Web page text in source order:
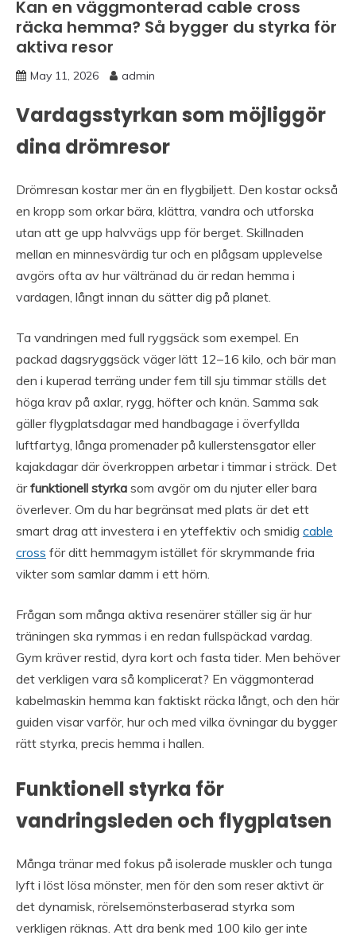
Kan en väggmonterad cable cross
räcka hemma? Så bygger du styrka för
aktiva resor
May 11, 2026 admin
Vardagsstyrkan som möjliggör
dina drömresor
Drömresan kostar mer än en flygbiljett. Den kostar också
en kropp som orkar bära, klättra, vandra och utforska
utan att ge upp halvvägs upp för berget. Skillnaden
mellan en minnesvärdig tur och en plågsam upplevelse
avgörs ofta av hur vältränad du är redan hemma i
vardagen, långt innan du sätter dig på planet.
Ta vandringen med full ryggsäck som exempel. En
packad dagsryggsäck väger lätt 12–16 kilo, och bär man
den i kuperad terräng under fem till sju timmar ställs det
höga krav på axlar, rygg, höfter och knän. Samma sak
gäller flygplatsdagar med handbagage i överfyllda
luftfartyg, långa promenader på kullerstensgator eller
kajakdagar där överkroppen arbetar i timmar i sträck. Det
ärfunktionell styrka som avgör om du njuter eller bara
överlever. Om du har begränsat med plats är det ett
smart drag att investera i en yteffektiv och smidig cable
cross för ditt hemmagym istället för skrymmande fria
vikter som samlar damm i ett hörn.
Frågan som många aktiva resenärer ställer sig är hur
träningen ska rymmas i en redan fullspäckad vardag.
Gym kräver restid, dyra kort och fasta tider. Men behöver
det verkligen vara så komplicerat? En väggmonterad
kabelmaskin hemma kan faktiskt räcka långt, och den här
guiden visar varför, hur och med vilka övningar du bygger
rätt styrka, precis hemma i hallen.
Funktionell styrka för
vandringsleden och flygplatsen
Många tränar med fokus på isolerade muskler och tunga
lyft i löst lösa mönster, men för den som reser aktivt är
det dynamisk, rörelsemönsterbaserad styrka som
verkligen räknas. Att dra benk med 100 kilo ger inte